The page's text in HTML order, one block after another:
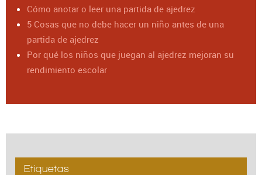
Cómo anotar o leer una partida de ajedrez
5 Cosas que no debe hacer un niño antes de una
partida de ajedrez
Por qué los niños que juegan al ajedrez mejoran su
rendimiento escolar
Etiquetas